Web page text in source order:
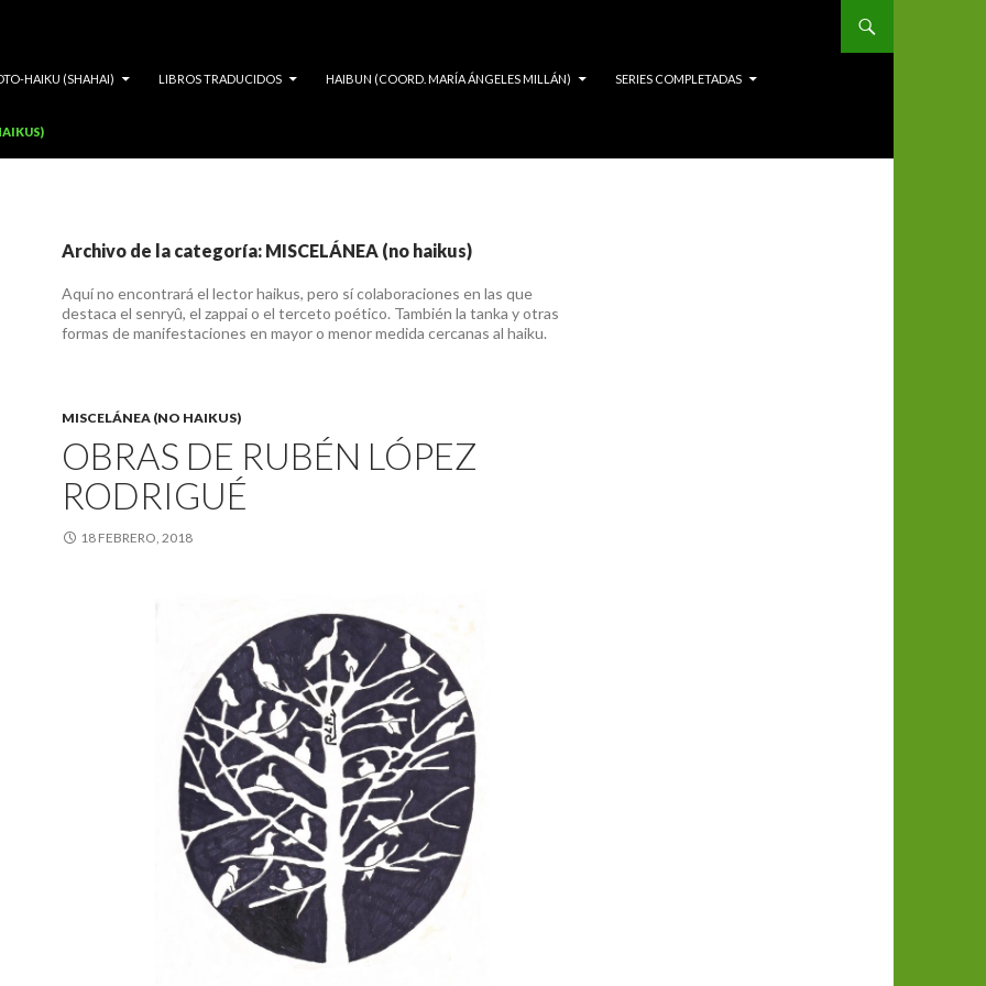
HAIKU (SHAHAI) LIBROS TRADUCIDOS HAIBUN (COORD. MARÍA ÁNGELES MILLÁN) SERIES COMPLETADAS
Archivo de la categoría: MISCELÁNEA (no haikus)
Aquí no encontrará el lector haikus, pero sí colaboraciones en las que
destaca el senryû, el zappai o el terceto poético. También la tanka y otras
formas de manifestaciones en mayor o menor medida cercanas al haiku.
MISCELÁNEA (NO HAIKUS)
OBRAS DE RUBÉN LÓPEZ
RODRIGUÉ
18 FEBRERO, 2018